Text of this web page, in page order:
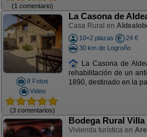
(1 comentario)
8 Fotos
Video
(3 comentarios)
La Casona de
Casa Rural en
10+2 plazas
24 €
30 km de Logroño
La Casona de
rehabilitación de un
1890, destinado en la
Bodega Rural Villa
Vivienda turística en